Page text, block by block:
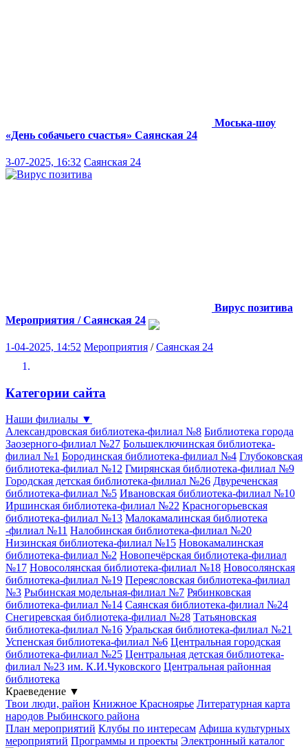
Моська-шоу
«День собачьего счастья» Саянская 24
3-07-2025, 16:32 Саянская 24
Вирус позитива
Мероприятия / Саянская 24
1-04-2025, 14:52 Мероприятия /Саянская 24
Категории сайта
Наши филиалы ▼
Александровская библиотека-филиал №8 Библиотека города
Заозерного-филиал №27 Большеключинская библиотека-
филиал №1 Бородинская библиотека-филиал №4 Глубоковская
библиотека-филиал №12 Гмирянская библиотека-филиал №9
Городская детская библиотека-филиал №26 Двуреченская
библиотека-филиал №5 Ивановская библиотека-филиал №10
Иршинская библиотека-филиал №22 Красногорьевская
библиотека-филиал №13 Малокамалинская библиотека
-филиал №11 Налобинская библиотека-филиал №20
Низинская библиотека-филиал №15 Новокамалинская
библиотека-филиал №2 Новопечёрская библиотека-филиал
№17 Новосолянская библиотека-филиал №18 Новосолянская
библиотека-филиал №19 Переясловская библиотека-филиал
№3 Рыбинская модельная-филиал №7 Рябинковская
библиотека-филиал №14 Саянская библиотека-филиал №24
Снегиревская библиотека-филиал №28 Татьяновская
библиотека-филиал №16 Уральская библиотека-филиал №21
Успенская библиотека-филиал №6 Центральная городская
библиотека-филиал №25 Центральная детская библиотека-
филиал №23 им. К.И.Чуковского Центральная районная
библиотека
Краеведение ▼
Твои люди, район Книжное Красноярье Литературная карта
народов Рыбинского района
План мероприятий Клубы по интересам Афиша культурных
мероприятий Программы и проекты Электронный каталог